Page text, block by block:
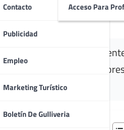
Contacto
Publicidad
Empleo
Marketing Turístico
Boletín De Gulliveria
Acceso Para
enclavado
conocer sus